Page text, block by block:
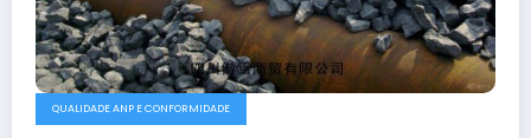
QUALIDADE ANP E CONFORMIDADE